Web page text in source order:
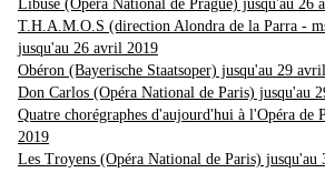
Libuse (Opéra National de Prague) jusqu'au 26
T.H.A.M.O.S (direction Alondra de la Parra -
jusqu'au 26 avril 2019
Obéron (Bayerische Staatsoper) jusqu'au 29
Don Carlos (Opéra National de Paris) jusqu'au
Quatre chorégraphes d'aujourd'hui à l'Opéra de
2019
Les Troyens (Opéra National de Paris) jusqu'au